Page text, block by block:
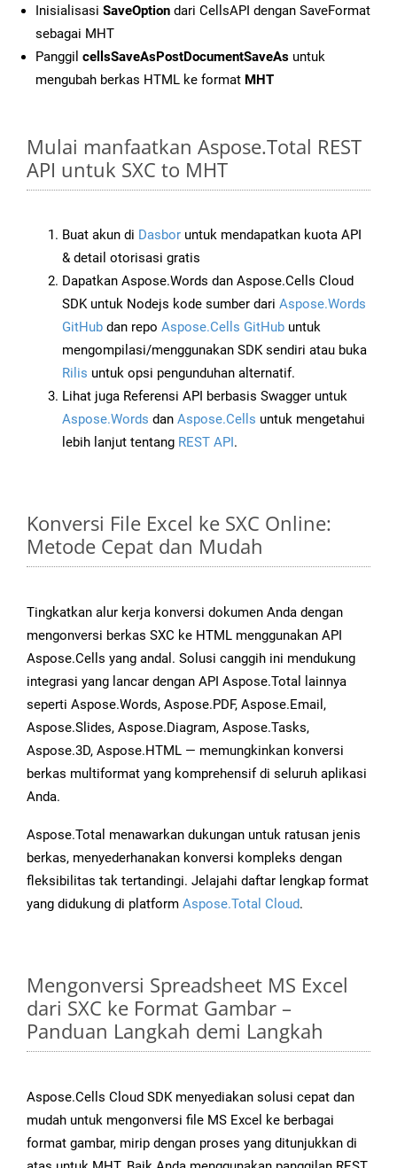
Inisialisasi SaveOption dari CellsAPI dengan SaveFormat
sebagai MHT
Panggil cellsSaveAsPostDocumentSaveAs untuk
mengubah berkas HTML ke format MHT
Mulai manfaatkan Aspose.Total REST
API untuk SXC to MHT
Buat akun di Dasbor untuk mendapatkan kuota API
& detail otorisasi gratis
Dapatkan Aspose.Words dan Aspose.Cells Cloud
SDK untuk Nodejs kode sumber dari Aspose.Words
GitHub dan repo Aspose.Cells GitHub untuk
mengompilasi/menggunakan SDK sendiri atau buka
Rilis untuk opsi pengunduhan alternatif.
Lihat juga Referensi API berbasis Swagger untuk
Aspose.Words dan Aspose.Cells untuk mengetahui
lebih lanjut tentang REST API.
Konversi File Excel ke SXC Online:
Metode Cepat dan Mudah
Tingkatkan alur kerja konversi dokumen Anda dengan
mengonversi berkas SXC ke HTML menggunakan API
Aspose.Cells yang andal. Solusi canggih ini mendukung
integrasi yang lancar dengan API Aspose.Total lainnya
seperti Aspose.Words, Aspose.PDF, Aspose.Email,
Aspose.Slides, Aspose.Diagram, Aspose.Tasks,
Aspose.3D, Aspose.HTML — memungkinkan konversi
berkas multiformat yang komprehensif di seluruh aplikasi
Anda.
Aspose.Total menawarkan dukungan untuk ratusan jenis
berkas, menyederhanakan konversi kompleks dengan
fleksibilitas tak tertandingi. Jelajahi daftar lengkap format
yang didukung di platform Aspose.Total Cloud.
Mengonversi Spreadsheet MS Excel
dari SXC ke Format Gambar –
Panduan Langkah demi Langkah
Aspose.Cells Cloud SDK menyediakan solusi cepat dan
mudah untuk mengonversi file MS Excel ke berbagai
format gambar, mirip dengan proses yang ditunjukkan di